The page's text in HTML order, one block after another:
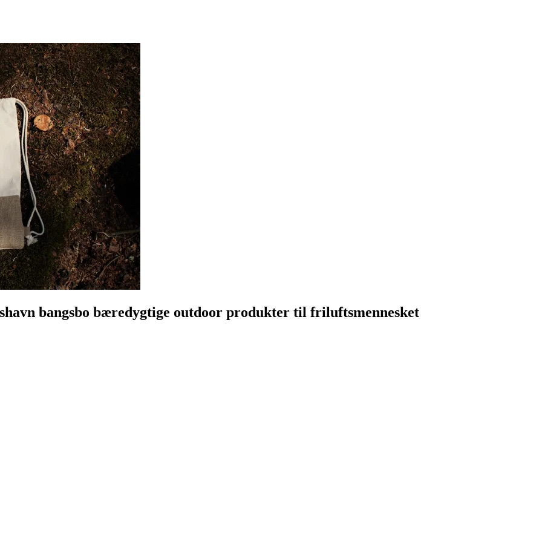
bangsbo bæredygtige outdoor produkter til friluftsmennesket